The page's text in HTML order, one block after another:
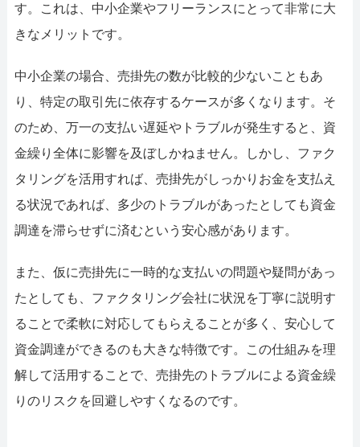
す。これは、中小企業やフリーランスにとって非常に大
きなメリットです。
中小企業の場合、売掛先の数が比較的少ないこともあ
り、特定の取引先に依存するケースが多くなります。そ
のため、万一の支払い遅延やトラブルが発生すると、資
金繰り全体に影響を及ぼしかねません。しかし、ファク
タリングを活用すれば、売掛先がしっかりお金を支払え
る状況であれば、多少のトラブルがあったとしても資金
調達を滞らせずに済むという安心感があります。
また、仮に売掛先に一時的な支払いの問題や疑問があっ
たとしても、ファクタリング会社に状況を丁寧に説明す
ることで柔軟に対応してもらえることが多く、安心して
資金調達ができるのも大きな特徴です。この仕組みを理
解して活用することで、売掛先のトラブルによる資金繰
りのリスクを回避しやすくなるのです。